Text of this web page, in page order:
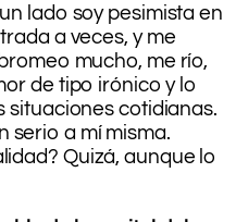
lado soy pesimista en
a veces, y me
mucho, me río,
de tipo irónico y lo
situaciones cotidianas.
serio a mí misma.
Quizá, aunque lo